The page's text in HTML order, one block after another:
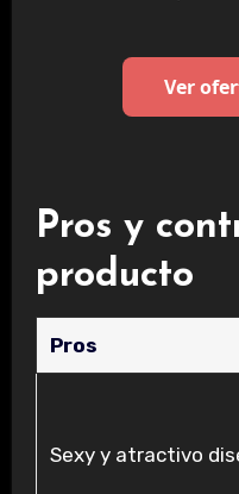
Ver
Pros y
producto
Pros
Sexy y atractivo